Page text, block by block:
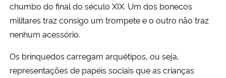
chumbo do final do século XIX. Um dos bonecos
militares traz consigo um trompete e o outro não traz
nenhum acessório.
Os brinquedos carregam arquétipos, ou seja,
representações de papéis sociais que as crianças